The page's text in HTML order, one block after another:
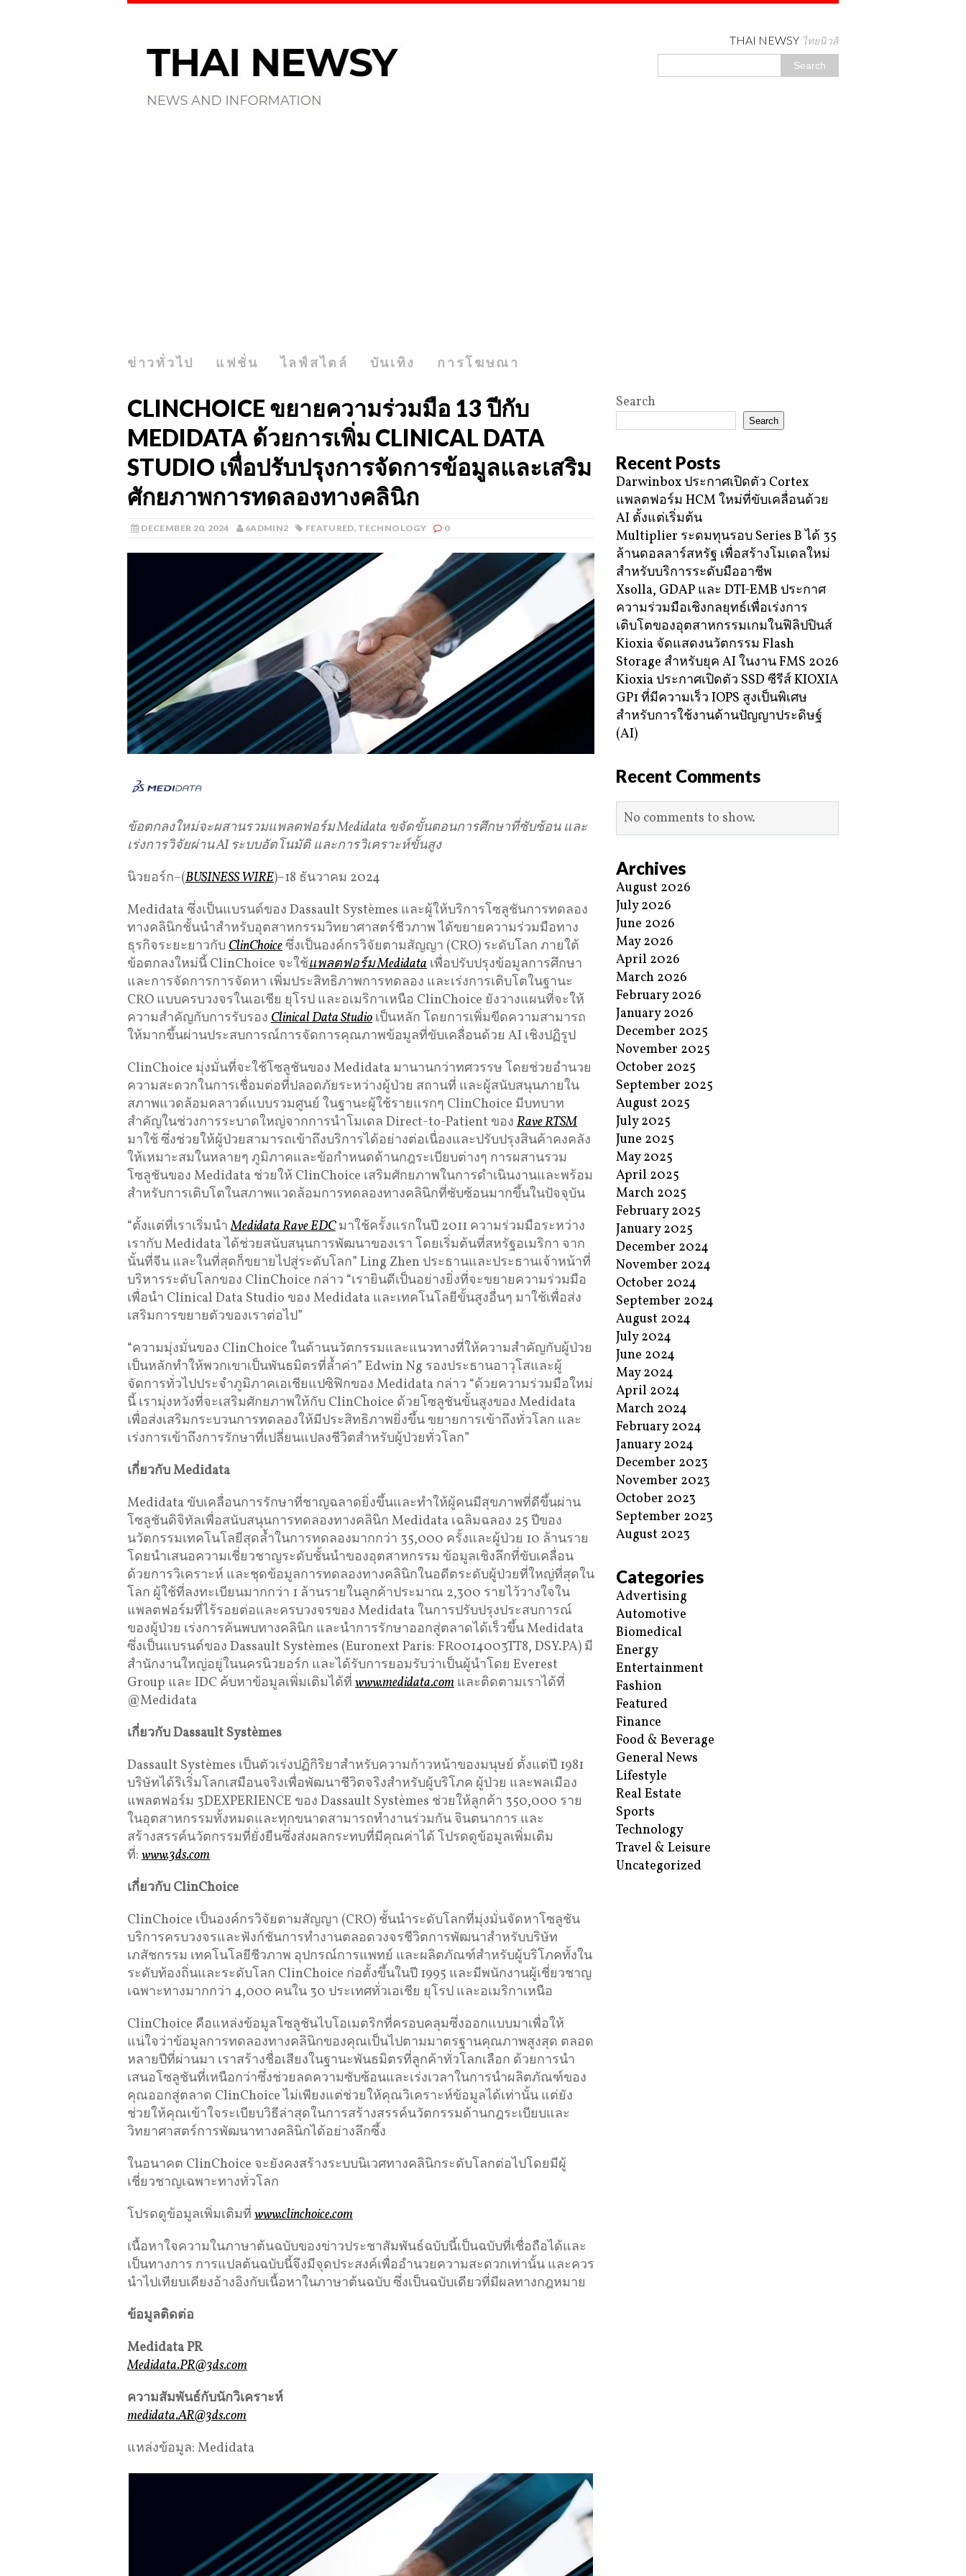
THAI NEWSY ไทยนิวสี่
ข่าวทั่วไป แฟชั่น ไลฟ์สไตล์ บันเทิง การโฆษณา
CLINCHOICE ขยายความร่วมมือ 13 ปีกับ
MEDIDATA ด้วยการเพิ่ม CLINICAL DATA
STUDIO เพื่อปรับปรุงการจัดการข้อมูลและเสริม
ศักยภาพการทดลองทางคลินิก
DECEMBER 20, 2024 6ADMIN2 FEATURED, TECHNOLOGY 0
ข้อตกลงใหม่จะผสานรวมแพลตฟอร์มMedidata ขจัดขั้นตอนการศึกษาที่ซับซ้อน และ
เร่งการวิจัยผ่านAI ระบบอัตโนมัติ และการวิเคราะห์ขั้นสูง
นิวยอร์ก–(BUSINESS WIRE)–18 ธันวาคม 2024
Medidata ซึ่งเป็นแบรนด์ของ Dassault Systèmes และผู้ให้บริการโซลูชันการทดลอง
ทางคลินิกชั้นนำสำหรับอุตสาหกรรมวิทยาศาสตร์ชีวภาพ ได้ขยายความร่วมมือทาง
ธุรกิจระยะยาวกับ ClinChoiceซึ่งเป็นองค์กรวิจัยตามสัญญา (CRO) ระดับโลก ภายใต้
ข้อตกลงใหม่นี้ ClinChoice จะใช้แพลตฟอร์ม Medidata เพื่อปรับปรุงข้อมูลการศึกษา
และการจัดการการจัดหา เพิ่มประสิทธิภาพการทดลอง และเร่งการเติบโตในฐานะ
CRO แบบครบวงจรในเอเชีย ยุโรป และอเมริกาเหนือ ClinChoice ยังวางแผนที่จะให้
ความสำคัญกับการรับรอง Clinical Data Studio เป็นหลัก โดยการเพิ่มขีดความสามารถ
ให้มากขึ้นผ่านประสบการณ์การจัดการคุณภาพข้อมูลที่ขับเคลื่อนด้วย AI เชิงปฏิรูป
ClinChoice มุ่งมั่นที่จะใช้โซลูชันของ Medidata มานานกว่าทศวรรษ โดยช่วยอำนวย
ความสะดวกในการเชื่อมต่อที่ปลอดภัยระหว่างผู้ป่วย สถานที่ และผู้สนับสนุนภายใน
สภาพแวดล้อมคลาวด์แบบรวมศูนย์ ในฐานะผู้ใช้รายแรกๆ ClinChoice มีบทบาท
สำคัญในช่วงการระบาดใหญ่จากการนำโมเดล Direct-to-Patient ของ Rave RTSM
มาใช้ ซึ่งช่วยให้ผู้ป่วยสามารถเข้าถึงบริการได้อย่างต่อเนื่องและปรับปรุงสินค้าคงคลัง
ให้เหมาะสมในหลายๆ ภูมิภาคและข้อกำหนดด้านกฎระเบียบต่างๆ การผสานรวม
โซลูชันของ Medidata ช่วยให้ ClinChoice เสริมศักยภาพในการดำเนินงานและพร้อม
สำหรับการเติบโตในสภาพแวดล้อมการทดลองทางคลินิกที่ซับซ้อนมากขึ้นในปัจจุบัน
“ตั้งแต่ที่เราเริ่มนำMedidata Rave EDCมาใช้ครั้งแรกในปี 2011 ความร่วมมือระหว่าง
เรากับ Medidata ได้ช่วยสนับสนุนการพัฒนาของเรา โดยเริ่มต้นที่สหรัฐอเมริกา จาก
นั้นที่จีน และในที่สุดก็ขยายไปสู่ระดับโลก” Ling Zhen ประธานและประธานเจ้าหน้าที่
บริหารระดับโลกของ ClinChoice กล่าว “เรายินดีเป็นอย่างยิ่งที่จะขยายความร่วมมือ
เพื่อนำ Clinical Data Studio ของ Medidata และเทคโนโลยีขั้นสูงอื่นๆ มาใช้เพื่อส่ง
เสริมการขยายตัวของเราต่อไป”
“ความมุ่งมั่นของ ClinChoice ในด้านนวัตกรรมและแนวทางที่ให้ความสำคัญกับผู้ป่วย
เป็นหลักทำให้พวกเขาเป็นพันธมิตรที่ล้ำค่า” Edwin Ng รองประธานอาวุโสและผู้
จัดการทั่วไปประจำภูมิภาคเอเชียแปซิฟิกของ Medidata กล่าว “ด้วยความร่วมมือใหม่
นี้ เรามุ่งหวังที่จะเสริมศักยภาพให้กับ ClinChoice ด้วยโซลูชันขั้นสูงของ Medidata
เพื่อส่งเสริมกระบวนการทดลองให้มีประสิทธิภาพยิ่งขึ้น ขยายการเข้าถึงทั่วโลก และ
เร่งการเข้าถึงการรักษาที่เปลี่ยนแปลงชีวิตสำหรับผู้ป่วยทั่วโลก”
เกี่ยวกับMedidata
Medidata ขับเคลื่อนการรักษาที่ชาญฉลาดยิ่งขึ้นและทำให้ผู้คนมีสุขภาพที่ดีขึ้นผ่าน
โซลูชันดิจิทัลเพื่อสนับสนุนการทดลองทางคลินิก Medidata เฉลิมฉลอง 25 ปีของ
นวัตกรรมเทคโนโลยีสุดล้ำในการทดลองมากกว่า 35,000 ครั้งและผู้ป่วย 10 ล้านราย
โดยนำเสนอความเชี่ยวชาญระดับชั้นนำของอุตสาหกรรม ข้อมูลเชิงลึกที่ขับเคลื่อน
ด้วยการวิเคราะห์ และชุดข้อมูลการทดลองทางคลินิกในอดีตระดับผู้ป่วยที่ใหญ่ที่สุดใน
โลก ผู้ใช้ที่ลงทะเบียนมากกว่า 1 ล้านรายในลูกค้าประมาณ 2,300 รายไว้วางใจใน
แพลตฟอร์มที่ไร้รอยต่อและครบวงจรของ Medidata ในการปรับปรุงประสบการณ์
ของผู้ป่วย เร่งการค้นพบทางคลินิก และนำการรักษาออกสู่ตลาดได้เร็วขึ้น Medidata
ซึ่งเป็นแบรนด์ของ Dassault Systèmes (Euronext Paris: FR0014003TT8, DSY.PA) มี
สำนักงานใหญ่อยู่ในนครนิวยอร์ก และได้รับการยอมรับว่าเป็นผู้นำโดย Everest
Group และ IDC ค้บหาข้อมูลเพิ่มเติมได้ที่ www.medidata.com และติดตามเราได้ที่
@Medidata
เกี่ยวกับDassault Systèmes
Dassault Systèmes เป็นตัวเร่งปฏิกิริยาสำหรับความก้าวหน้าของมนุษย์ ตั้งแต่ปี 1981
บริษัทได้ริเริ่มโลกเสมือนจริงเพื่อพัฒนาชีวิตจริงสำหรับผู้บริโภค ผู้ป่วย และพลเมือง
แพลตฟอร์ม 3DEXPERIENCE ของ Dassault Systèmes ช่วยให้ลูกค้า 350,000 ราย
ในอุตสาหกรรมทั้งหมดและทุกขนาดสามารถทำงานร่วมกัน จินตนาการ และ
สร้างสรรค์นวัตกรรมที่ยั่งยืนซึ่งส่งผลกระทบที่มีคุณค่าได้ โปรดดูข้อมูลเพิ่มเติม
ที่: www.3ds.com
เกี่ยวกับ ClinChoice
ClinChoice เป็นองค์กรวิจัยตามสัญญา (CRO) ชั้นนำระดับโลกที่มุ่งมั่นจัดหาโซลูชัน
บริการครบวงจรและฟังก์ชันการทำงานตลอดวงจรชีวิตการพัฒนาสำหรับบริษัท
เภสัชกรรม เทคโนโลยีชีวภาพ อุปกรณ์การแพทย์ และผลิตภัณฑ์สำหรับผู้บริโภคทั้งใน
ระดับท้องถิ่นและระดับโลก ClinChoice ก่อตั้งขึ้นในปี 1995 และมีพนักงานผู้เชี่ยวชาญ
เฉพาะทางมากกว่า 4,000 คนใน 30 ประเทศทั่วเอเชีย ยุโรป และอเมริกาเหนือ
ClinChoice คือแหล่งข้อมูลโซลูชันไบโอเมตริกที่ครอบคลุมซึ่งออกแบบมาเพื่อให้
แน่ใจว่าข้อมูลการทดลองทางคลินิกของคุณเป็นไปตามมาตรฐานคุณภาพสูงสุด ตลอด
หลายปีที่ผ่านมา เราสร้างชื่อเสียงในฐานะพันธมิตรที่ลูกค้าทั่วโลกเลือก ด้วยการนำ
เสนอโซลูชันที่เหนือกว่าซึ่งช่วยลดความซับซ้อนและเร่งเวลาในการนำผลิตภัณฑ์ของ
คุณออกสู่ตลาด ClinChoice ไม่เพียงแต่ช่วยให้คุณวิเคราะห์ข้อมูลได้เท่านั้น แต่ยัง
ช่วยให้คุณเข้าใจระเบียบวิธีล่าสุดในการสร้างสรรค์นวัตกรรมด้านกฎระเบียบและ
วิทยาศาสตร์การพัฒนาทางคลินิกได้อย่างลึกซึ้ง
ในอนาคต ClinChoice จะยังคงสร้างระบบนิเวศทางคลินิกระดับโลกต่อไปโดยมีผู้
เชี่ยวชาญเฉพาะทางทั่วโลก
โปรดดูข้อมูลเพิ่มเติมที่ www.clinchoice.com
เนื้อหาใจความในภาษาต้นฉบับของข่าวประชาสัมพันธ์ฉบับนี้เป็นฉบับที่เชื่อถือได้และ
เป็นทางการ การแปลต้นฉบับนี้จึงมีจุดประสงค์เพื่ออำนวยความสะดวกเท่านั้น และควร
นำไปเทียบเคียงอ้างอิงกับเนื้อหาในภาษาต้นฉบับ ซึ่งเป็นฉบับเดียวที่มีผลทางกฎหมาย
ข้อมูลติดต่อ
Medidata PR
Medidata.PR@3ds.com
ความสัมพันธ์กับนักวิเคราะห์
medidata.AR@3ds.com
แหล่งข้อมูล: Medidata
Search
Search
Recent Posts
Darwinbox ประกาศเปิดตัว Cortex
แพลตฟอร์ม HCM ใหม่ที่ขับเคลื่อนด้วย
AI ตั้งแต่เริ่มต้น
Multiplier ระดมทุนรอบ Series B ได้ 35
ล้านดอลลาร์สหรัฐ เพื่อสร้างโมเดลใหม่
สำหรับบริการระดับมืออาชีพ
Xsolla, GDAP และ DTI-EMB ประกาศ
ความร่วมมือเชิงกลยุทธ์เพื่อเร่งการ
เติบโตของอุตสาหกรรมเกมในฟิลิปปินส์
Kioxia จัดแสดงนวัตกรรม Flash
Storage สำหรับยุค AI ในงาน FMS 2026
Kioxia ประกาศเปิดตัว SSD ซีรีส์ KIOXIA
GP1 ที่มีความเร็ว IOPS สูงเป็นพิเศษ
สำหรับการใช้งานด้านปัญญาประดิษฐ์
(AI)
Recent Comments
No comments to show.
Archives
August 2026
July 2026
June 2026
May 2026
April 2026
March 2026
February 2026
January 2026
December 2025
November 2025
October 2025
September 2025
August 2025
July 2025
June 2025
May 2025
April 2025
March 2025
February 2025
January 2025
December 2024
November 2024
October 2024
September 2024
August 2024
July 2024
June 2024
May 2024
April 2024
March 2024
February 2024
January 2024
December 2023
November 2023
October 2023
September 2023
August 2023
Categories
Advertising
Automotive
Biomedical
Energy
Entertainment
Fashion
Featured
Finance
Food & Beverage
General News
Lifestyle
Real Estate
Sports
Technology
Travel & Leisure
Uncategorized